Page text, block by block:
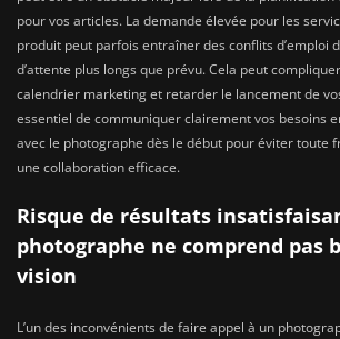
pour vos articles. La demande élevée pour les
produit peut parfois entraîner des conflits d’emploi
d’attente plus longs que prévu. Cela peut
calendrier marketing et retarder le lancement de
essentiel de communiquer clairement vos besoins
avec le photographe dès le début pour éviter toute
une collaboration efficace.
Risque de résultats
photographe ne comprend pas
vision
L’un des inconvénients de faire appel à un